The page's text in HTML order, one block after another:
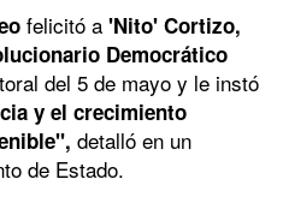
felicitó a 'Nito' Cortizo,
Democrático
del 5 de mayo y le instó
y el crecimiento
detalló en un
de Estado.